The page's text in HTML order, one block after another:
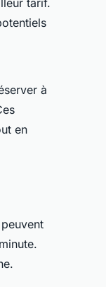
tarif.
à
en